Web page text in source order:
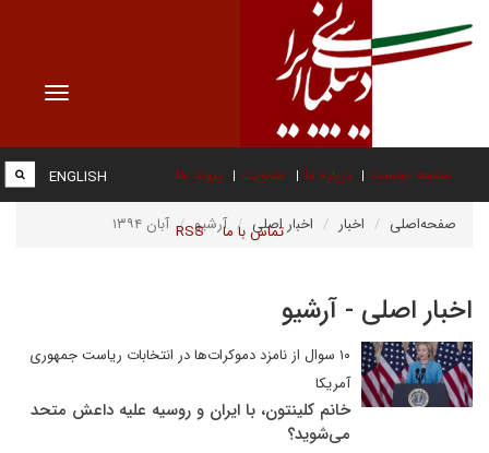
Toggle
صفحه نخست درباره ما عضویت پیوند ها
تماس با ما RSS
ENGLISH
صفحه‌اصلی اخبار اخبار اصلی آرشیو آبان ۱۳۹۴
اخبار اصلی - آرشیو
۱۰ سوال از نامزد دموکرات‌ها در انتخابات ریاست جمهوری
آمریکا
خانم کلینتون، با ایران و روسیه علیه داعش متحد
می‌شوید؟